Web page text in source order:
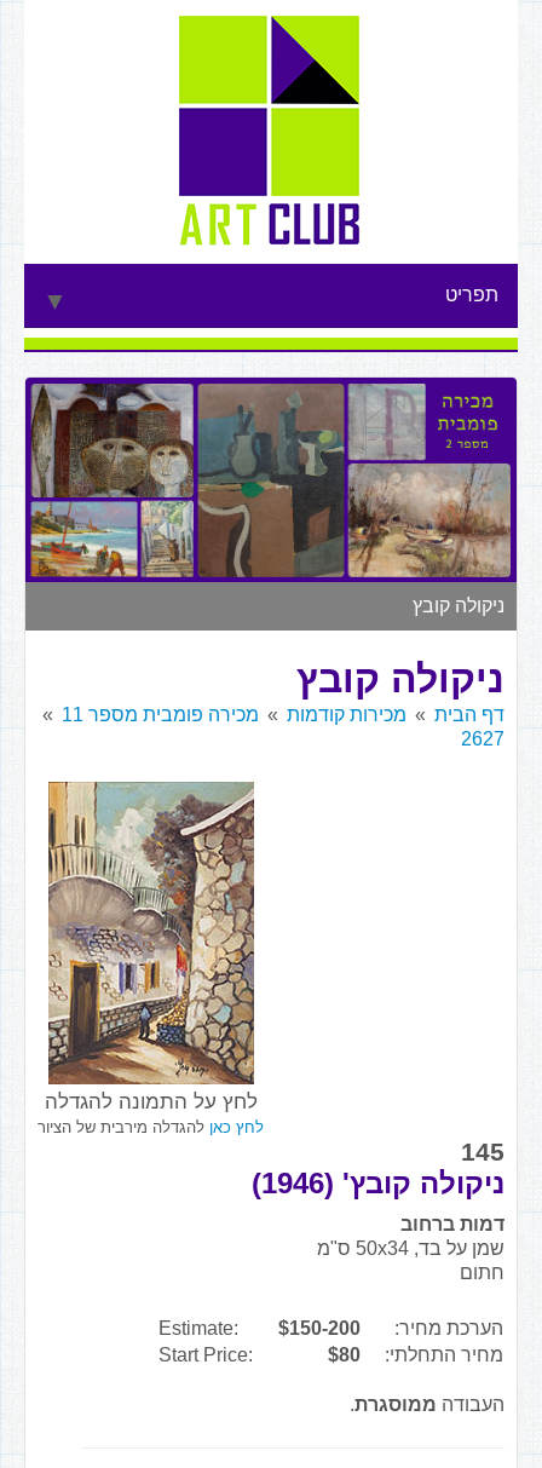
תפריט ▼
▼
▼
▼
▼
ניקולה קובץ
ניקולה קובץ
דף הבית מכירות קודמות
מכירה פומבית מספר 11
2627
לחץ על התמונה להגדלה
לחץ כאן להגדלה מירבית של הציור
145
ניקולה קובץ' (1946)
דמות ברחוב
שמן על בד, 50x34 ס"מ
חתום
הערכת מחיר: $150-200
Estimate:
מחיר התחלתי:
$80
Start Price:
העבודה ממוסגרת.